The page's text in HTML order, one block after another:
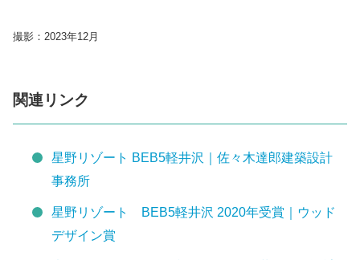
撮影：2023年12月
関連リンク
星野リゾート BEB5軽井沢｜佐々木達郎建築設計
事務所
星野リゾート BEB5軽井沢 2020年受賞｜ウッド
デザイン賞